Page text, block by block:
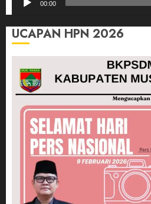
00:00
UCAPAN HPN 2026